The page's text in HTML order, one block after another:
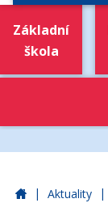
Základní
škola
Základní
| Aktuality |